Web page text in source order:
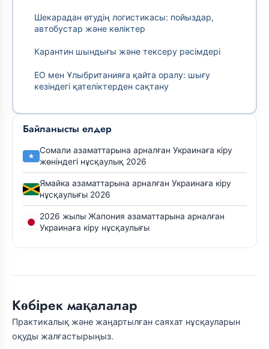
Шекарадан өтудің логистикасы: пойыздар,
автобустар және көліктер
Карантин шындығы және тексеру рәсімдері
ЕО мен Ұлыбританияға қайта оралу: шығу
кезіндегі қателіктерден сақтану
Байланысты елдер
Сомали азаматтарына арналған Украинаға кіру
жөніндегі нұсқаулық 2026
Ямайка азаматтарына арналған Украинаға кіру
нұсқаулығы 2026
2026 жылы Жапония азаматтарына арналған
Украинаға кіру нұсқаулығы
Көбірек мақалалар
Практикалық және жаңартылған саяхат нұсқауларын
оқуды жалғастырыңыз.